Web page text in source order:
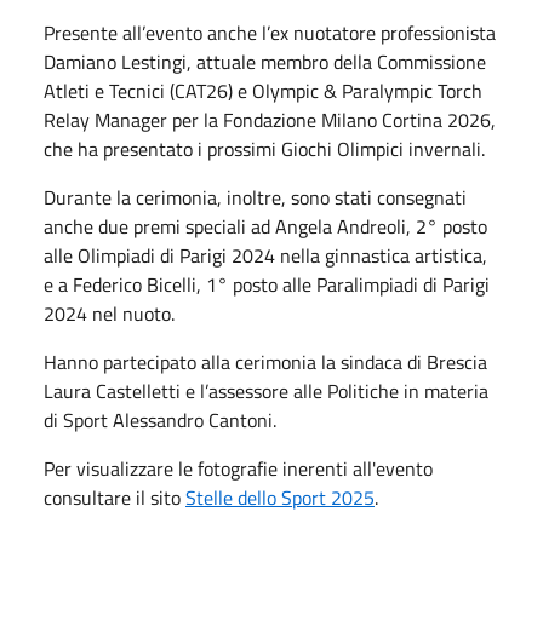
Presente all’evento anche l’ex nuotatore professionista
Damiano Lestingi, attuale membro della Commissione
Atleti e Tecnici (CAT26) e Olympic & Paralympic Torch
Relay Manager per la Fondazione Milano Cortina 2026,
che ha presentato i prossimi Giochi Olimpici invernali.
Durante la cerimonia, inoltre, sono stati consegnati
anche due premi speciali ad Angela Andreoli, 2° posto
alle Olimpiadi di Parigi 2024 nella ginnastica artistica,
e a Federico Bicelli, 1° posto alle Paralimpiadi di Parigi
2024 nel nuoto.
Hanno partecipato alla cerimonia la sindaca di Brescia
Laura Castelletti e l’assessore alle Politiche in materia
di Sport Alessandro Cantoni.
Per visualizzare le fotografie inerenti all'evento
consultare il sitoStelle dello Sport 2025.